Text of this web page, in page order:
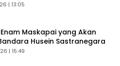
Bandung
| 13:05
Maskapai yang Akan
Husein Sastranegara
| 15:49